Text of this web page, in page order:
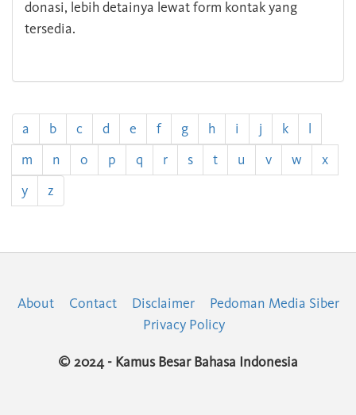
donasi, lebih detainya lewat form kontak yang
tersedia.
a b c d e f g h i j k
l
m
n o p q r s t u v w
x
y
z
About Contact Disclaimer
Pedoman Media Siber
Privacy Policy
© 2024 - Kamus Besar Bahasa Indonesia